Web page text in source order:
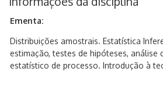
Ementa:
Distribuições amostrais. Estatística
estimação, testes de hipóteses, análise
estatístico de processo. Introdução à